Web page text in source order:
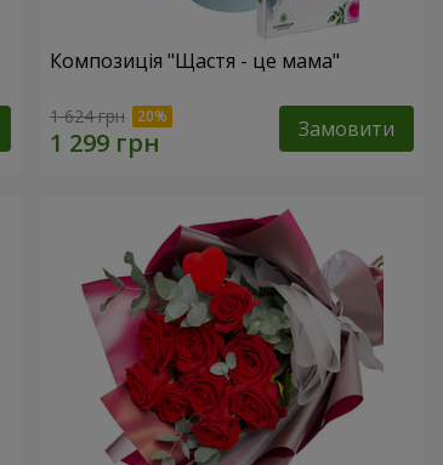
Композиція "Щастя - це мама"
1 624 грн Замовити